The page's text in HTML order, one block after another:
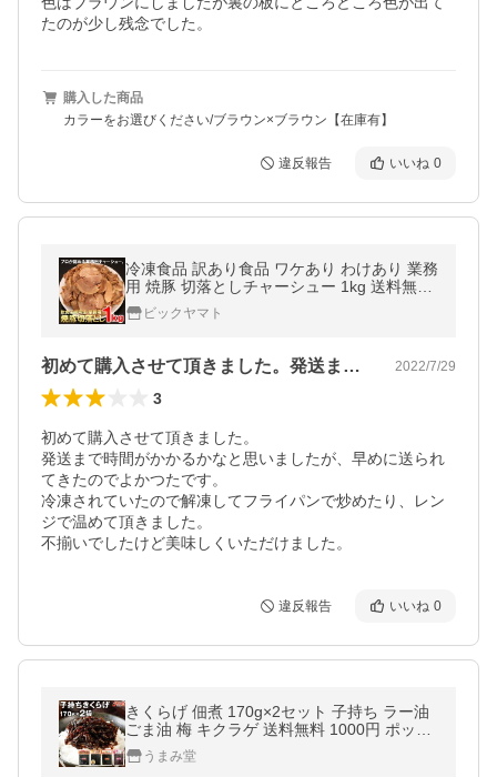
たのが少し残念でした。
購入した商品
カラーをお選びください/ブラウン×ブラウン【在庫有】
違反報告 いいね 0
冷凍食品 訳あり食品 ワケあり わけあり 業務
用 焼豚 切落としチャーシュー 1kg 送料無料
ビックヤマト
初めて購入させて頂きました。発送まで時… 2022/7/29
3
初めて購入させて頂きました。
発送まで時間がかかるかなと思いましたが、早めに送られ
てきたのでよかつたです。
冷凍されていたので解凍してフライパンで炒めたり、レン
ジで温めて頂きました。
違反報告 いいね 0
きくらげ 佃煮 170g×2セット 子持ち ラー油
ごま油 梅 キクラゲ 送料無料 1000円 ポッキ
リ お取り寄せ ご飯のお供 ギフト おつまみ
うま味 爆買 [メール便]
うまみ堂